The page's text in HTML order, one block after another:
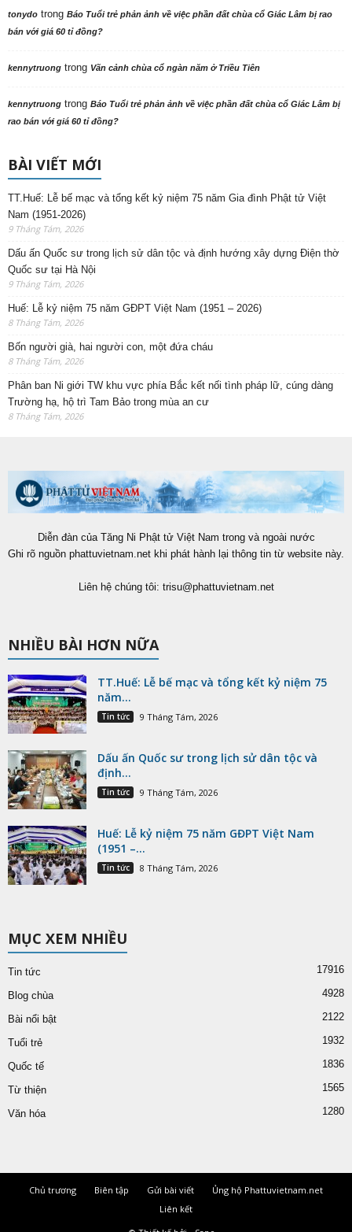
tonydo trong Báo Tuổi trẻ phản ảnh về việc phần đất chùa cổ Giác Lâm bị rao
bán với giá 60 tỉ đồng?
kennytruong trong Vãn cảnh chùa cổ ngàn năm ở Triều Tiên
kennytruong trong Báo Tuổi trẻ phản ảnh về việc phần đất chùa cổ Giác Lâm bị
rao bán với giá 60 tỉ đồng?
BÀI VIẾT MỚI
TT.Huế: Lễ bế mạc và tổng kết kỷ niệm 75 năm Gia đình Phật tử Việt
Nam (1951-2026)
9 Tháng Tám, 2026
Dấu ấn Quốc sư trong lịch sử dân tộc và định hướng xây dựng Điện thờ
Quốc sư tại Hà Nội
9 Tháng Tám, 2026
Huế: Lễ kỷ niệm 75 năm GĐPT Việt Nam (1951 – 2026)
8 Tháng Tám, 2026
Bốn người già, hai người con, một đứa cháu
8 Tháng Tám, 2026
Phân ban Ni giới TW khu vực phía Bắc kết nối tình pháp lữ, cúng dàng
Trường hạ, hộ trì Tam Bảo trong mùa an cư
8 Tháng Tám, 2026
Diễn đàn của Tăng Ni Phật tử Việt Nam trong và ngoài nước
Ghi rõ nguồn phattuvietnam.net khi phát hành lại thông tin từ website này.
Liên hệ chúng tôi: trisu@phattuvietnam.net
NHIỀU BÀI HƠN NỮA
TT.Huế: Lễ bế mạc và tổng kết kỷ niệm 75
năm...
Tin tức 9 Tháng Tám, 2026
Dấu ấn Quốc sư trong lịch sử dân tộc và
định...
Tin tức 9 Tháng Tám, 2026
Huế: Lễ kỷ niệm 75 năm GĐPT Việt Nam
(1951 –...
Tin tức 8 Tháng Tám, 2026
MỤC XEM NHIỀU
Tin tức 17916
Blog chùa 4928
Bài nổi bật 2122
Tuổi trẻ 1932
Quốc tế 1836
Từ thiện 1565
Văn hóa 1280
Chủ trương Biên tập Gửi bài viết
Ủng hộ Phattuvietnam.net
Liên kết